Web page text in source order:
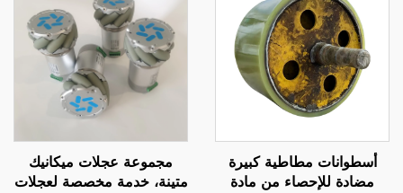
أسطوانات مطاطية كبيرة
مضادة للإحصاء من مادة
مجموعة عجلات ميكانيك
متينة، خدمة مخصصة لعجلات